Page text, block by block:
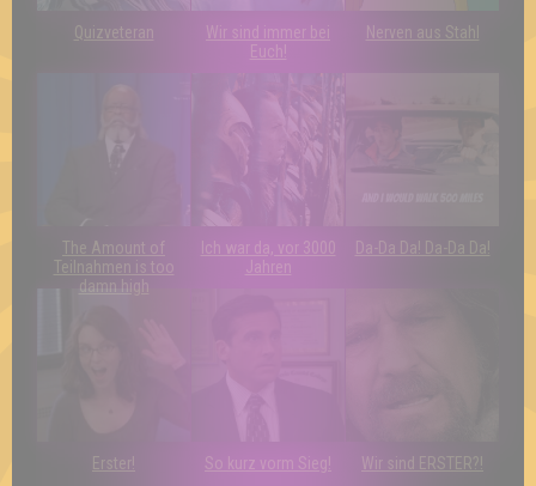
Quizveteran
Wir sind immer bei
Euch!
Nerven aus Stahl
The Amount of
Teilnahmen is too
damn high
Ich war da, vor 3000
Jahren
Da-Da Da! Da-Da Da!
Erster! So kurz vorm Sieg! Wir sind ERSTER?!